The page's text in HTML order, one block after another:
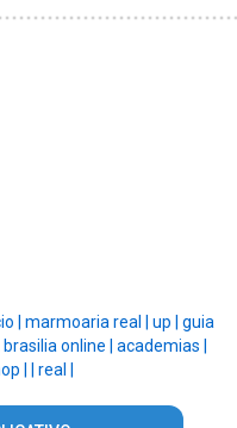
| marmoaria real | up | guia
online | academias |
| real |